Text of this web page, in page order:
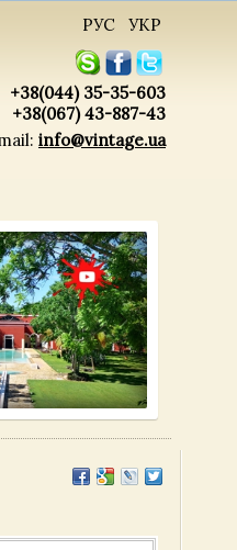
РУС УКР
+38(044) 35-35-603
+38(067) 43-887-43
info@vintage.ua